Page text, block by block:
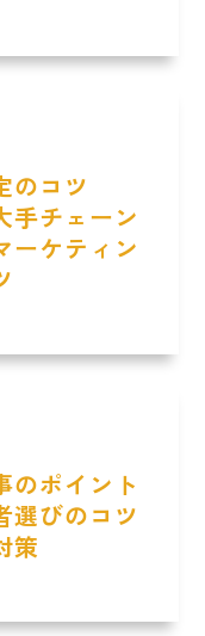
のコツ
手チェーン
ーケティン
のポイント
選びのコツ
策